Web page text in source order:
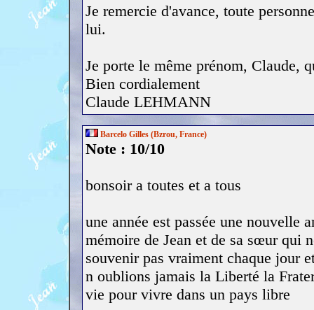
Je remercie d'avance, toute
lui.
Je porte le même prénom, Claude,
Bien cordialement
Claude LEHMANN
Barcelo Gilles (Bzrou, France)
Note : 10/10
bonsoir a toutes et a tous
une année est passée une nouvelle
mémoire de Jean et de sa sœur qui
souvenir pas vraiment chaque jour
n oublions jamais la Liberté la
vie pour vivre dans un pays libre